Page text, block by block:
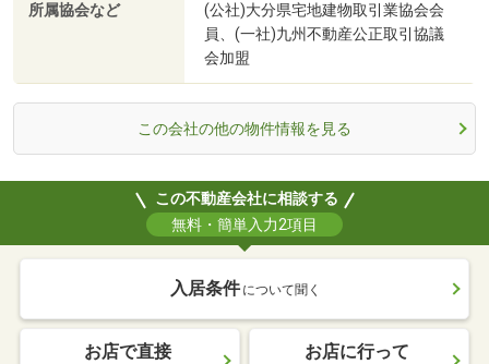
所属協会など
(公社)大分県宅地建物取引業協会会
員、(一社)九州不動産公正取引協議
会加盟
この会社の他の物件情報を見る
この不動産会社に相談する
無料・簡単入力2項目
入居条件 について聞く
お店で直接 お店に行って